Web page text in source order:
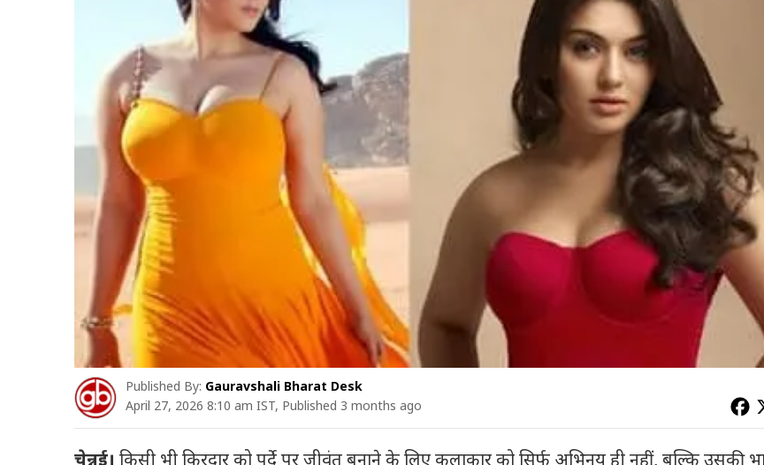
Published By: Gauravshali Bharat Desk
April 27, 2026 8:10 am IST, Published 3 months ago
चेन्नई। किसी भी किरदार को पर्दे पर जीवंत बनाने के लिए कलाकार को सिर्फ अभिनय ही नहीं, बल्कि उसकी